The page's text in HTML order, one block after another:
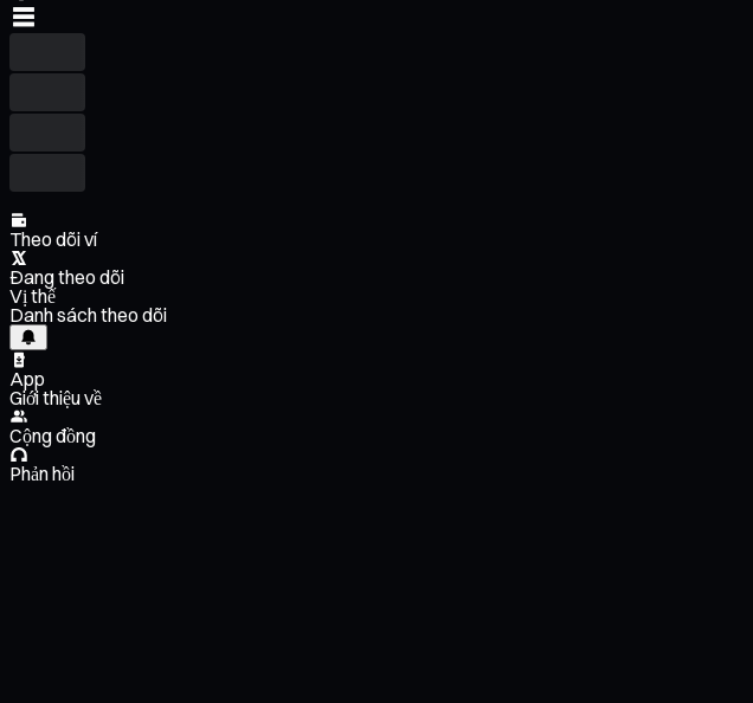
Theo dõi ví
Đang theo dõi
Vị thế
Danh sách theo dõi
App
Giới thiệu về
Cộng đồng
Phản hồi